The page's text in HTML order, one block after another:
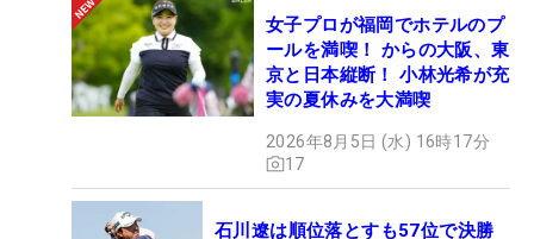
女子プロが福岡でホテルのプ
ールを満喫！ からの大阪、東
京と日本縦断！ 小林光希が充
実の夏休みを大満喫
2026年8月5日 (水) 16時17分
17
石川遼は順位落とすも57位で決勝